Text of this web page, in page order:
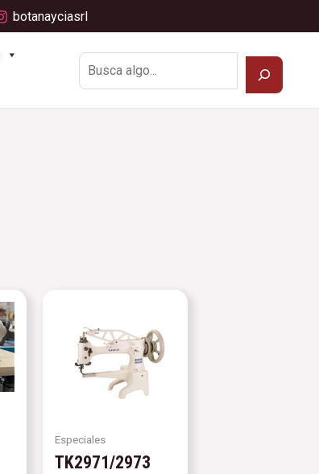
botanayciasrl
Especiales
TK2971/2973